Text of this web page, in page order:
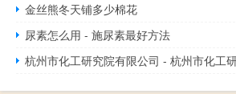
金丝熊冬天铺多少棉花
尿素怎么用 - 施尿素最好方法
杭州市化工研究院有限公司 - 杭州市化工